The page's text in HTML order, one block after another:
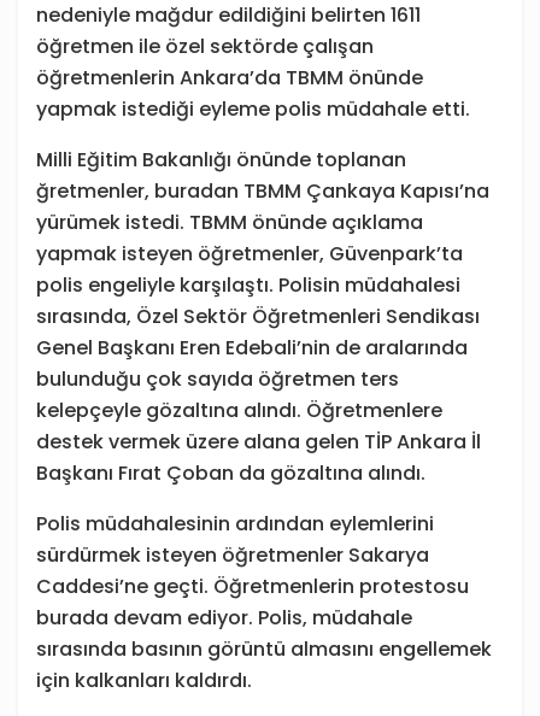
nedeniyle mağdur edildiğini belirten 1611
öğretmen ile özel sektörde çalışan
öğretmenlerin Ankara’da TBMM önünde
yapmak istediği eyleme polis müdahale etti.
Milli Eğitim Bakanlığı önünde toplanan
ğretmenler, buradan TBMM Çankaya Kapısı’na
yürümek istedi. TBMM önünde açıklama
yapmak isteyen öğretmenler, Güvenpark’ta
polis engeliyle karşılaştı. Polisin müdahalesi
sırasında, Özel Sektör Öğretmenleri Sendikası
Genel Başkanı Eren Edebali’nin de aralarında
bulunduğu çok sayıda öğretmen ters
kelepçeyle gözaltına alındı. Öğretmenlere
destek vermek üzere alana gelen TİP Ankara İl
Başkanı Fırat Çoban da gözaltına alındı.
Polis müdahalesinin ardından eylemlerini
sürdürmek isteyen öğretmenler Sakarya
Caddesi’ne geçti. Öğretmenlerin protestosu
burada devam ediyor. Polis, müdahale
sırasında basının görüntü almasını engellemek
için kalkanları kaldırdı.